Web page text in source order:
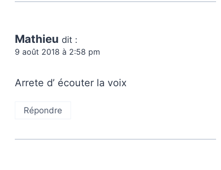
Mathieu dit :
9 août 2018 à 2:58 pm
Arrete d’ écouter la voix
Répondre